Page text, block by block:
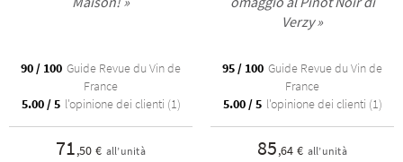
90 / 100 Guide Revue du Vin de
France
5.00 / 5 l'opinione dei clienti (1)
71,50 € all’unità
Verzy »
95 / 100 Guide Revue du Vin de
France
5.00 / 5 l'opinione dei clienti (1)
85,64 € all’unità